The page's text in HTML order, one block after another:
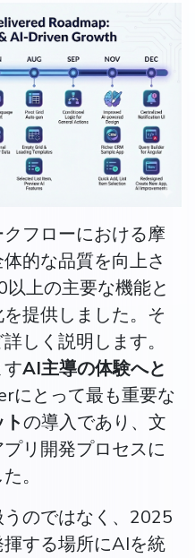
フローにおける摩
的な品質を向上さ
上の主要な機能と
提供しました。そ
しく説明します。
AI主導の体験へと
にとって最も重要な
の導入であり、文
リ開発プロセスに
。
のではなく、2025
する場所にAIを統